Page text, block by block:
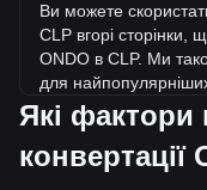
Ви можете
CLP вгорі сторінки,
ONDO в CLP. Ми
для
еквівалентні
близько 1,575.23CLP.
Яка найвища ціна
Які
конвертації